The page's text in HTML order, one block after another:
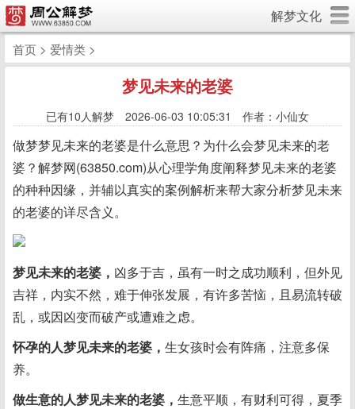
解梦文化
首页 > 爱情类 >
梦见未来的老婆
已有10人解梦 2026-06-03 10:05:31 作者：小仙女
做梦梦见未来的老婆是什么意思？为什么会梦见未来的老
婆？解梦网(63850.com)从心理学角度阐释梦见未来的老婆
的种种因缘，并辅以真实的案例解析来帮大家分析梦见未来
的老婆的详尽含义。
梦见未来的老婆， 凶多于吉，虽有一时之成功顺利，但外见
吉祥，内实不然，难于伸张发展，有许多苦恼，且易流转破
乱，或因凶变而破产或遭难之虑。
怀孕的人梦见未来的老婆， 生女孩时会有阵痛，注意多保
养。
做生意的人梦见未来的老婆， 生意平顺，有财利可得，夏季